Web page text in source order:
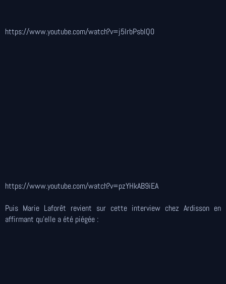
https://www.youtube.com/watch?v=j5IrbPsbIQ0
https://www.youtube.com/watch?v=pzYHkAB9iEA
Puis Marie Laforêt revient sur cette interview chez Ardisson en
affirmant qu'elle a été piégée :